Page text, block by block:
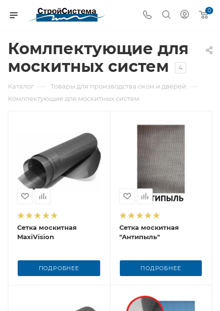
0
Комлпектующие для
москитных систем
4
Каталог — Товары для производства окон и дверей —
Комлпектующие для москитных систем
Сетка москитная
MaxiVision
ПОДРОБНЕЕ
Сетка москитная
"Антипыль"
ПОДРОБНЕЕ